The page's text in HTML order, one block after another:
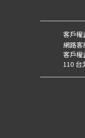
客戶權
網路客
客戶權
110 台